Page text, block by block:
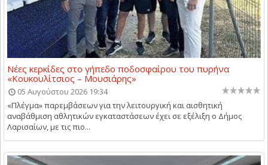
Νέες κερκίδες στο γήπεδο ποδοσφαίρου του πυρήνα
«Κουκουλίτσιος – Μουσιάρης»
05 Αυγούστου 2026 19:34
«Πλέγμα» παρεμβάσεων για την λειτουργική και αισθητική
αναβάθμιση αθλητικών εγκαταστάσεων έχει σε εξέλιξη ο Δήμος
Λαρισαίων, με τις πιο...